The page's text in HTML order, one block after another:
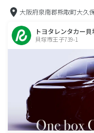
大阪府泉南郡熊取町大久
トヨタレンタカー貝
貝塚市王子739-1